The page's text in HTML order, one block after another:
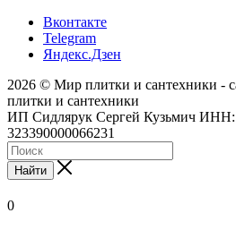
Вконтакте
Telegram
Яндекс.Дзен
2026 © Мир плитки и сантехники -
плитки и сантехники
ИП Сидлярук Сергей Кузьмич
323390000066231
Найти
0